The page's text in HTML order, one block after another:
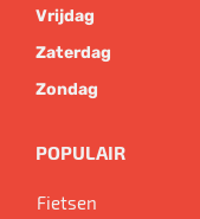
Vrijdag
Zaterdag
Zondag
POPULAIR
Fietsen